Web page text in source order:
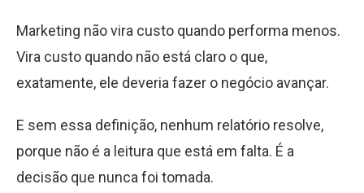
Marketing não vira custo quando performa menos.
Vira custo quando não está claro o que,
exatamente, ele deveria fazer o negócio avançar.
E sem essa definição, nenhum relatório resolve,
porque não é a leitura que está em falta. É a
decisão que nunca foi tomada.